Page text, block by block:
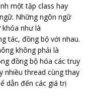
một tập class hay
Những ngôn ngữ
như là
tác, đồng bộ với nhau.
không phải là
đồng bộ hóa các truy
nhiều thread cùng thay
dẫn đến các giá trị